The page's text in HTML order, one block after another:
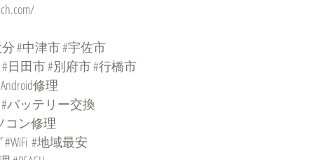
#中津市#宇佐市
#日田市#別府市#行橋市
修理
#バッテリー交換
コン修理
#WiFi #地域最安